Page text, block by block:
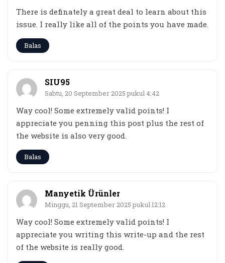
There is definately a great deal to learn about this
issue. I really like all of the points you have made.
Balas
SIU95
Sabtu, 20 September 2025 pukul 4:42
Way cool! Some extremely valid points! I
appreciate you penning this post plus the rest of
the website is also very good.
Balas
Manyetik Ürünler
Minggu, 21 September 2025 pukul 12:12
Way cool! Some extremely valid points! I
appreciate you writing this write-up and the rest
of the website is really good.